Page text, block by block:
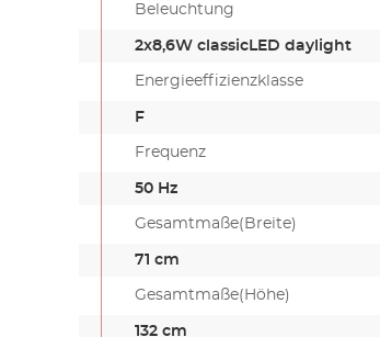
Beleuchtung
2x8,6W classicLED daylight
Energieeffizienzklasse
F
Frequenz
50 Hz
Gesamtmaße(Breite)
71 cm
Gesamtmaße(Höhe)
132 cm